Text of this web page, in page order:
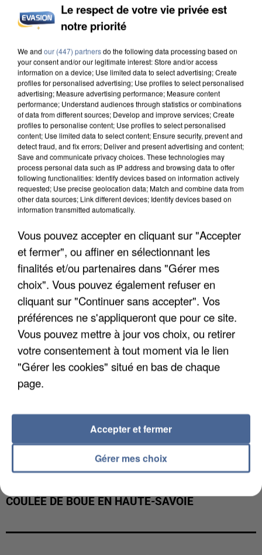
L’UN DES FONDATEURS SUPPOSÉS DE LA DZ
MAFIA INTERPELLÉ EN ALGÉRIE
UN SECOND CADRE DE LA DZ MAFIA
INTERPELLÉ EN ALGÉRIE
COULÉE DE BOUE EN HAUTE-SAVOIE
Le respect de votre vie privée est
notre priorité
We and our (447) partnersdo the following data processing based on
your consent and/or our legitimate interest: Store and/or access
information on a device; Use limited data to select advertising; Create
profiles for personalised advertising; Use profiles to select personalised
advertising; Measure advertising performance; Measure content
performance; Understand audiences through statistics or combinations
of data from different sources; Develop and improve services; Create
profiles to personalise content; Use profiles to select personalised
content; Use limited data to select content; Ensure security, prevent and
detect fraud, and fix errors; Deliver and present advertising and content;
Save and communicate privacy choices. These technologies may
process personal data such as IP address and browsing data to offer
following functionalities: Identify devices based on information actively
requested; Use precise geolocation data; Match and combine data from
other data sources; Link different devices; Identify devices based on
information transmitted automatically.
Vous pouvez accepter en cliquant sur "Accepter
et fermer", ou affiner en sélectionnant les
finalités et/ou partenaires dans "Gérer mes
choix". Vous pouvez également refuser en
cliquant sur "Continuer sans accepter". Vos
préférences ne s'appliqueront que pour ce site.
Vous pouvez mettre à jour vos choix, ou retirer
votre consentement à tout moment via le lien
"Gérer les cookies" situé en bas de chaque
page.
Gérer mes choix
Accepter et fermer